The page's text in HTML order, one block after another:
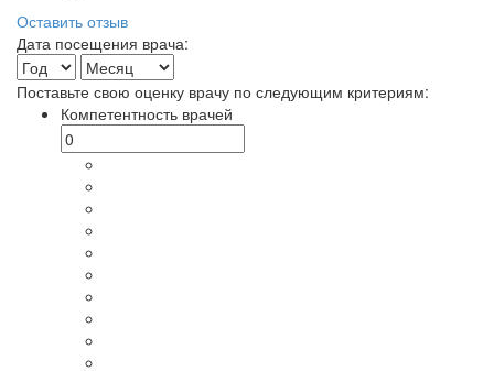
Оставить отзыв
Дата посещения врача:
Поставьте свою оценку врачу по следующим критериям:
Компетентность врачей